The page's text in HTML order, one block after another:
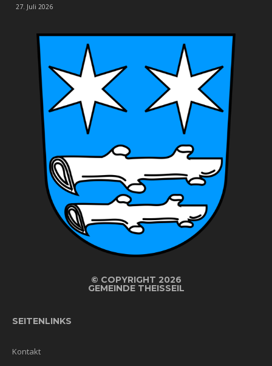
27. Juli 2026
© COPYRIGHT 2026
GEMEINDE THEISSEIL
SEITENLINKS
Kontakt